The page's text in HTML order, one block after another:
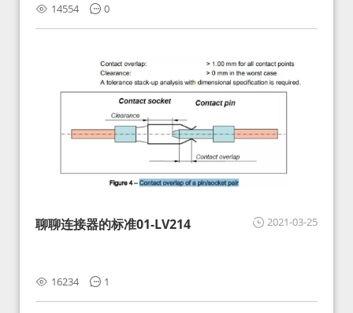
14554 0
2021-03-25
聊聊连接器的标准01-LV214
16234 1